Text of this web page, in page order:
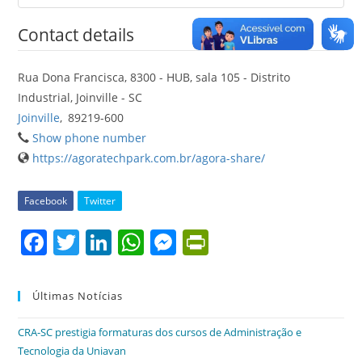
Contact details
Rua Dona Francisca, 8300 - HUB, sala 105 - Distrito
Industrial, Joinville - SC
Joinville, 89219-600
Show phone number
https://agoratechpark.com.br/agora-share/
Facebook Twitter
F
c
e
b
T
itt
er
Li
k
dI
W
A
M
n
ri
e
Últimas Notícias
CRA-SC prestigia formaturas dos cursos de Administração e
Tecnologia da Uniavan